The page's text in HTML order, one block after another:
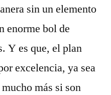
sin un elemento
enorme bol de
Y es que, el plan
excelencia, ya sea
más si son